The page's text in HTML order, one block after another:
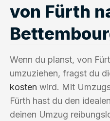
von Fürth
Wenn du planst, von
umzuziehen, fragst du
kosten wird. Mit
Fürth hast du den
deinen Umzug